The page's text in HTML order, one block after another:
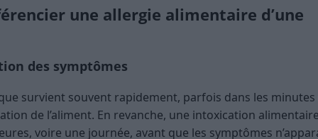
une allergie alimentaire d’une
des symptômes
survient souvent rapidement, parfois dans les minutes
de l’aliment. En revanche, une intoxication
voire une journée, avant que les symptômes